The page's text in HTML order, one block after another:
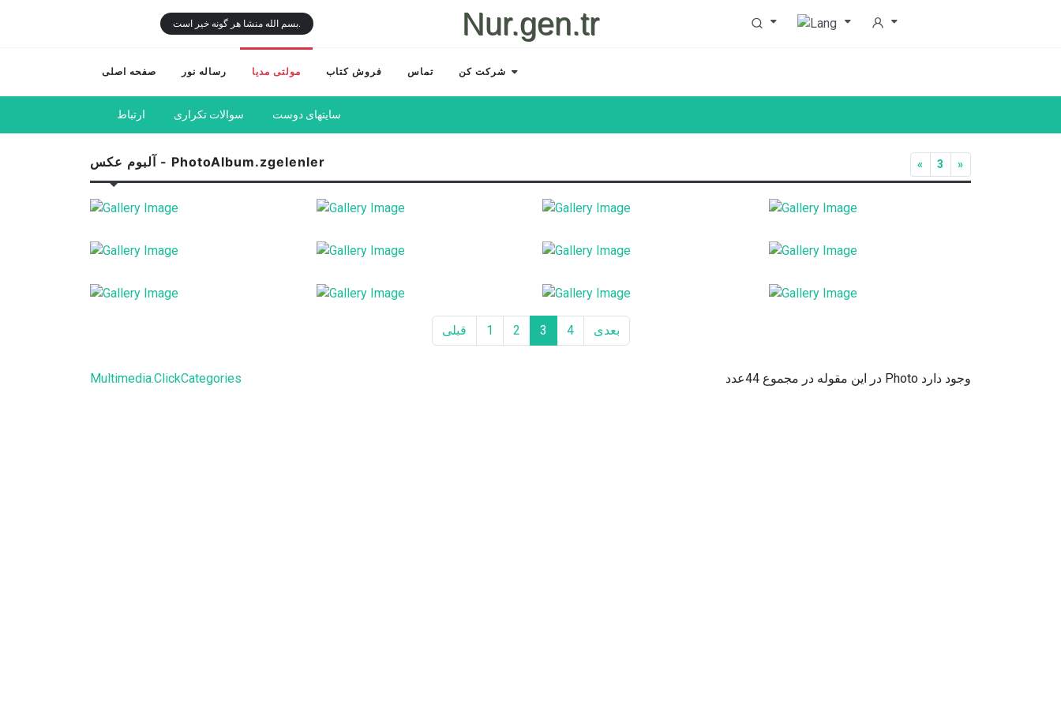
Nur.gen.tr بسم الله منشا هر گونه خیر است.
صفحه اصلی رساله نور مولتی مدیا فروش کتاب تماس شرکت کن
ارتباط سوالات تکراری سایتهای دوست
آلبوم عکس - PhotoAlbum.zgelenler « 3 »
قبلی 1 2 3 4 بعدی
Multimedia.ClickCategories در این مقوله در مجموع 44عدد Photo وجود دارد